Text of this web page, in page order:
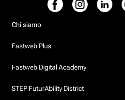
Chi siamo
Fastweb Plus
Fastweb Digital Academy
STEP FuturAbility District